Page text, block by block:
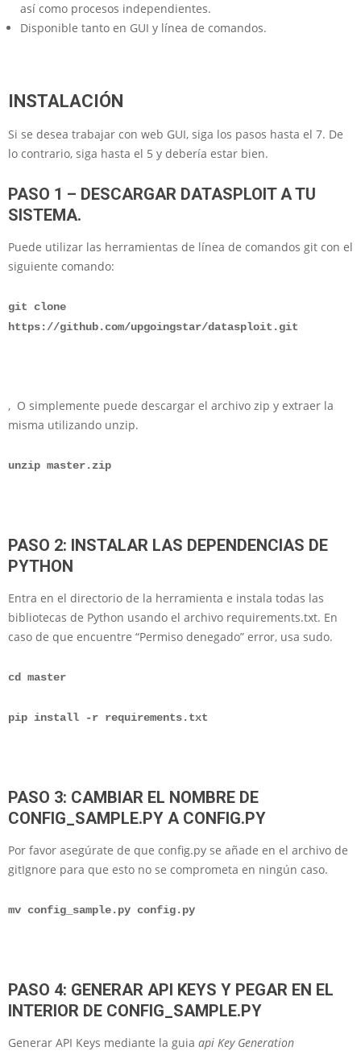
así como procesos independientes.
Disponible tanto en GUI y línea de comandos.
INSTALACIÓN
Si se desea trabajar con web GUI, siga los pasos hasta el 7. De
lo contrario, siga hasta el 5 y debería estar bien.
PASO 1 – DESCARGAR DATASPLOIT A TU
SISTEMA.
Puede utilizar las herramientas de línea de comandos git con el
siguiente comando:
git clone
https://github.com/upgoingstar/datasploit.git
, O simplemente puede descargar el archivo zip y extraer la
misma utilizando unzip.
unzip master.zip
PASO 2: INSTALAR LAS DEPENDENCIAS DE
PYTHON
Entra en el directorio de la herramienta e instala todas las
bibliotecas de Python usando el archivo requirements.txt. En
caso de que encuentre “Permiso denegado” error, usa sudo.
cd master
pip install -r requirements.txt
PASO 3: CAMBIAR EL NOMBRE DE
CONFIG_SAMPLE.PY A CONFIG.PY
Por favor asegúrate de que config.py se añade en el archivo de
gitIgnore para que esto no se comprometa en ningún caso.
mv config_sample.py config.py
PASO 4: GENERAR API KEYS Y PEGAR EN EL
INTERIOR DE CONFIG_SAMPLE.PY
Generar API Keys mediante la guia api Key Generation